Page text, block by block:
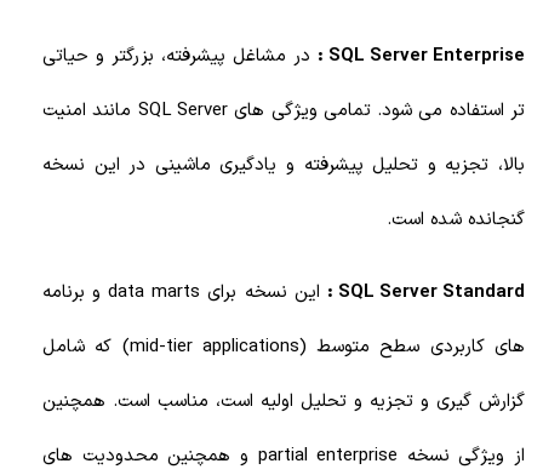
SQL Server Enterprise :
در مشاغل پیشرفته، بزرگتر و حیاتی
تر استفاده می شود. تمامی ویژگی های SQL Server مانند امنیت
بالا، تجزیه و تحلیل پیشرفته و یادگیری ماشینی در این نسخه
گنجانده شده است.
SQL Server Standard :
این نسخه برای data marts و برنامه
های کاربردی سطح متوسط (mid-tier applications) که شامل
گزارش گیری و تجزیه و تحلیل اولیه است، مناسب است. همچنین
از ویژگی نسخه partial enterprise و همچنین محدودیت های